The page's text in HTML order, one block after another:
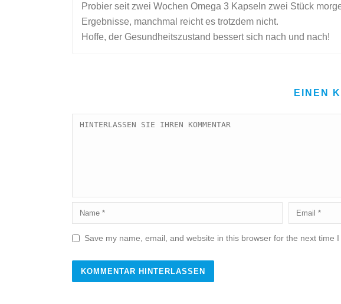
Probier seit zwei Wochen Omega 3 Kapseln zwei Stück
Ergebnisse, manchmal reicht es trotzdem nicht.
Hoffe, der Gesundheitszustand bessert sich nach und nach!
EINEN
Save my name, email, and website in this browser for the next time I